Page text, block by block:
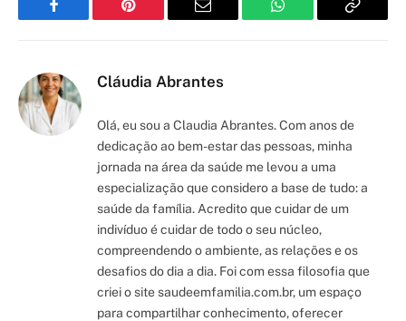
Facebook Pinterest Email WhatsApp Copy
Cláudia Abrantes
Olá, eu sou a Claudia Abrantes. Com anos de
dedicação ao bem-estar das pessoas, minha
jornada na área da saúde me levou a uma
especialização que considero a base de tudo: a
saúde da família. Acredito que cuidar de um
indivíduo é cuidar de todo o seu núcleo,
compreendendo o ambiente, as relações e os
desafios do dia a dia. Foi com essa filosofia que
criei o site saudeemfamilia.com.br, um espaço
para compartilhar conhecimento, oferecer